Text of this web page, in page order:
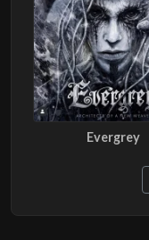
Evergrey